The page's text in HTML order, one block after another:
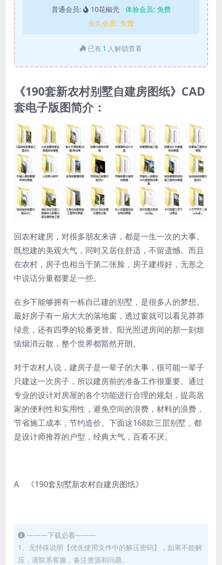
普通会员: 10花椒壳 体验会员: 免费
永久会员: 免费
已有 1 人解锁查看
《190套新农村别墅自建房图纸》CAD
套电子版图简介：
回农村建房，对很多朋友来讲，都是一生一次的大事。
既想建的美观大气，同时又居住舒适，不留遗憾。而且
在农村，房子也相当于第二张脸，房子建得好，无形之
中说话分量都要足一些。
在乡下能够拥有一栋自己建的别墅，是很多人的梦想。
最好房子有一扇大大的落地窗，透过窗就可以看见莽莽
绿意，还有四季的轮番更替。阳光照进房间的那一刻烦
恼烟消云散，整个世界都豁然开朗。
对于农村人说，建房子是一辈子的大事，很可能一辈子
只建这一次房子，所以建房前的准备工作很重要。通过
专业的设计对房屋的各个功能进行合理的规划，提高居
家的便利性和实用性，避免空间的浪费，材料的浪费，
节省施工成本，节约造价。下面这168款三层别墅，都
是设计师推荐的户型，经典大气，百看不厌。
A 《190套别墅新农村自建房图纸》
———下载必看———
1、无特殊说明【优先使用文件中的解压密码】，如果不能解
压，请联系客服，备注资源和问题。